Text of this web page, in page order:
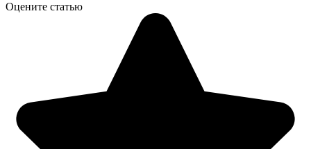
Оцените статью